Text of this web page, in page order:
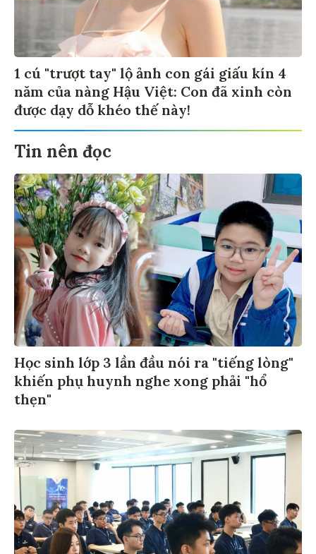
1 cú "trượt tay" lộ ảnh con gái giấu kín 4
năm của nàng Hậu Việt: Con đã xinh còn
được dạy dỗ khéo thế này!
Tin nên đọc
Học sinh lớp 3 lần đầu nói ra "tiếng lòng"
khiến phụ huynh nghe xong phải "hổ
thẹn"